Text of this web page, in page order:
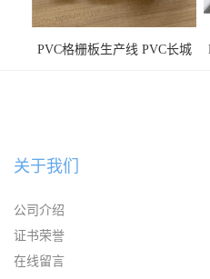
PVC格栅板生产线 PVC长城
关于我们
公司介绍
证书荣誉
在线留言